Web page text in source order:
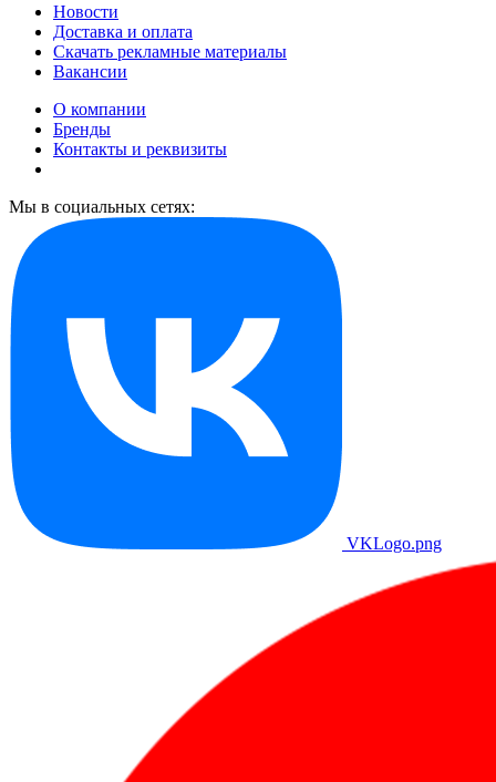
Новости
Доставка и оплата
Скачать рекламные материалы
Вакансии
О компании
Бренды
Контакты и реквизиты
Мы в социальных сетях:
VKLogo.png